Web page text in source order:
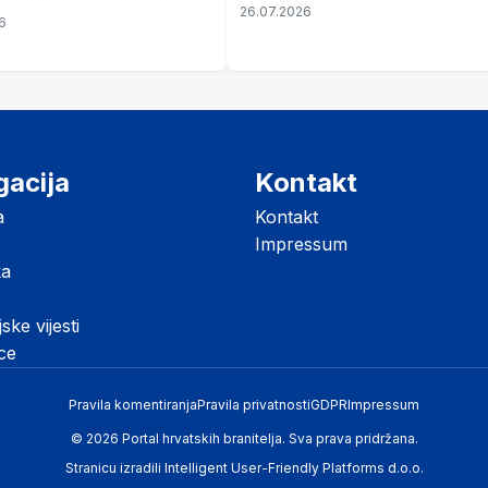
mir
26.07.2026
vijesti
Kontakt
Kontakt
Impressum
Pravila komentiranjaPravila privatnostiGDPRImpressum
© 2026 Portal hrvatskih branitelja. Sva prava pridržana.
Stranicu izradili Intelligent User-Friendly Platforms d.o.o.